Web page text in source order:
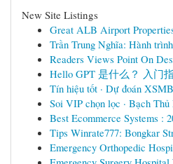
New Site Listings
Great ALB Airport
Trần Trung Nghĩa: Hành
Readers Views Point On
Hello GPT 是什么？ 入门
Tín hiệu tốt · Dự đoán
Soi VIP chọn lọc · Bạch
Best Ecommerce Systems :
Tips Winrate777: Bongkar
Emergency Orthopedic